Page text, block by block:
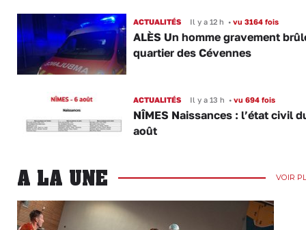
ACTUALITÉS Il y a 12 h •vu 3164 fois
ALÈS Un homme gravement
quartier des Cévennes
ACTUALITÉS Il y a 13 h •vu 694 fois
NÎMES Naissances : l’état civil
août
A LA UNE VOIR